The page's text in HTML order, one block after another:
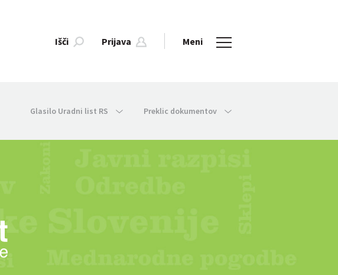
Išči Prijava Meni
Glasilo Uradni list RS Preklic dokumentov